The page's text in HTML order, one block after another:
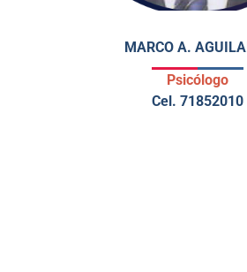
MARCO A.
Psicólogo
Cel. 71852010